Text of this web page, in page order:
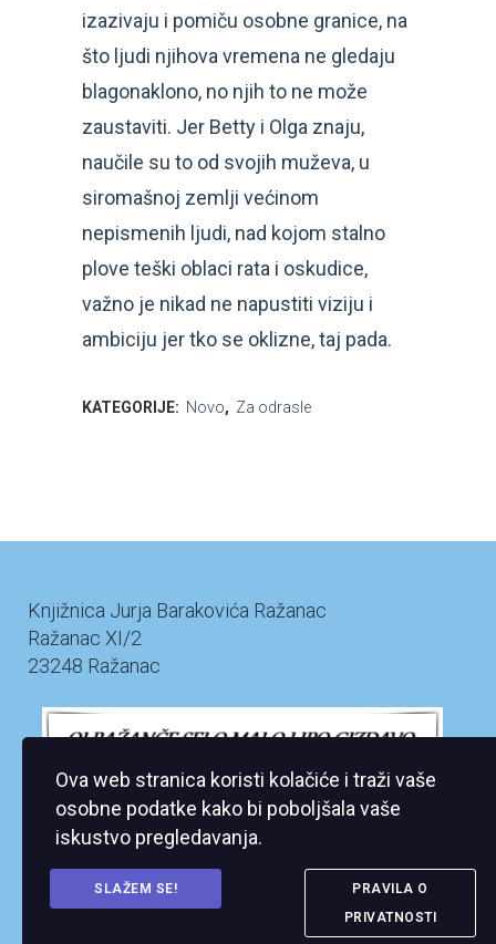
izazivaju i pomiču osobne granice, na
što ljudi njihova vremena ne gledaju
blagonaklono, no njih to ne može
zaustaviti. Jer Betty i Olga znaju,
naučile su to od svojih muževa, u
siromašnoj zemlji većinom
nepismenih ljudi, nad kojom stalno
plove teški oblaci rata i oskudice,
važno je nikad ne napustiti viziju i
ambiciju jer tko se oklizne, taj pada.
KATEGORIJE: Novo, Za odrasle
Knjižnica Jurja Barakovića Ražanac
Ražanac XI/2
23248 Ražanac
Ova web stranica koristi kolačiće i traži vaše
osobne podatke kako bi poboljšala vaše
iskustvo pregledavanja.
SLAŽEM SE!
PRAVILA O
PRIVATNOSTI